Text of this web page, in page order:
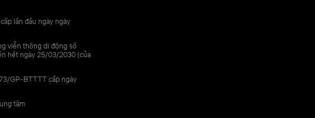
lần đầu ngày ngày
viễn thông di động số
hết ngày 25/03/2030 (của
GP-BTTTT cấp ngày
tâm